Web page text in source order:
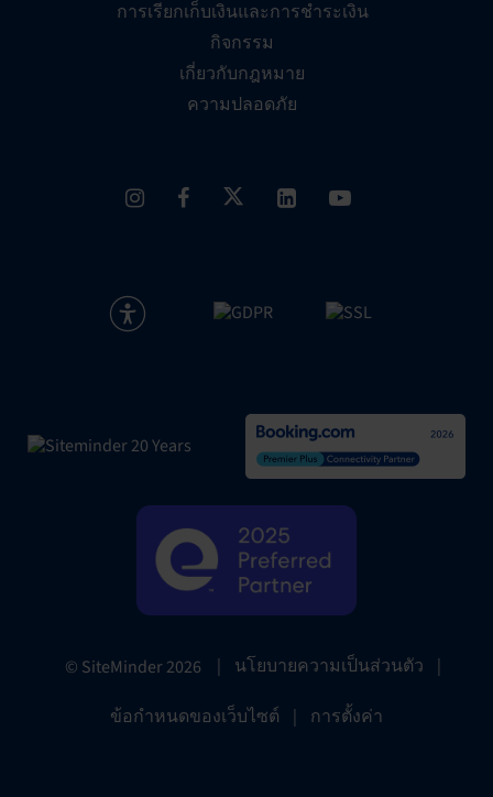
การเรียกเก็บเงินและการชำระเงิน
กิจกรรม
เกี่ยวกับกฎหมาย
ความปลอดภัย
© SiteMinder2026 | นโยบายความเป็นส่วนตัว |
ข้อกำหนดของเว็บไซต์ | การตั้งค่า